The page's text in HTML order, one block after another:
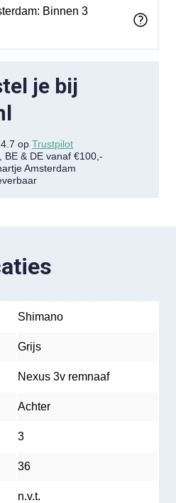
Binnen 3
je bij
op Trustpilot
& DE vanaf €100,-
Amsterdam
Shimano
Grijs
Nexus 3v remnaaf
Achter
3
36
n.v.t.